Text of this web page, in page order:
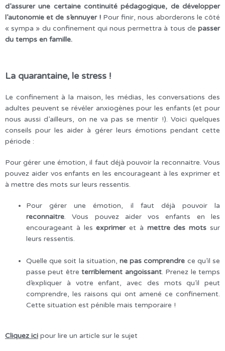
d’assurer une certaine continuité pédagogique, de développer
l’autonomie et de s’ennuyer ! Pour finir, nous aborderons le côté
« sympa » du confinement qui nous permettra à tous de passer
du temps en famille.
La quarantaine, le stress !
Le confinement à la maison, les médias, les conversations des
adultes peuvent se révéler anxiogènes pour les enfants (et pour
nous aussi d’ailleurs, on ne va pas se mentir !). Voici quelques
conseils pour les aider à gérer leurs émotions pendant cette
période :
Pour gérer une émotion, il faut déjà pouvoir la reconnaitre. Vous
pouvez aider vos enfants en les encourageant à les exprimer et
à mettre des mots sur leurs ressentis.
Pour gérer une émotion, il faut déjà pouvoir la
reconnaitre. Vous pouvez aider vos enfants en les
encourageant à lesexprimeret à mettre des mots sur
leurs ressentis.
Quelle que soit la situation, ne pas comprendre ce qu’il se
passe peut êtreterriblement angoissant. Prenez le temps
d’expliquer à votre enfant, avec des mots qu’il peut
comprendre, les raisons qui ont amené ce confinement.
Cette situation est pénible mais temporaire !
Cliquez ici pour lire un article sur le sujet